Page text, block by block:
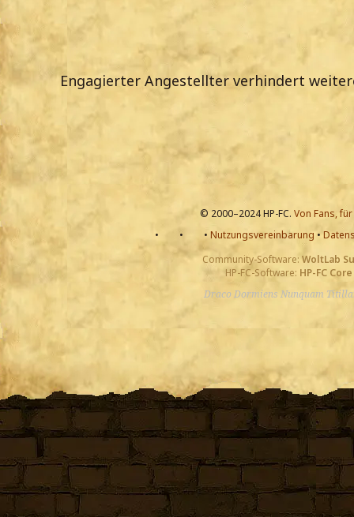
Engagierter Angestellter verhindert
© 2000–2024 HP-FC. Von Fans,
•
• • Nutzungsvereinbarung •
Community-Software: WoltLab
HP-FC-Software: HP-FC Core
Draco Dormiens Nunquam